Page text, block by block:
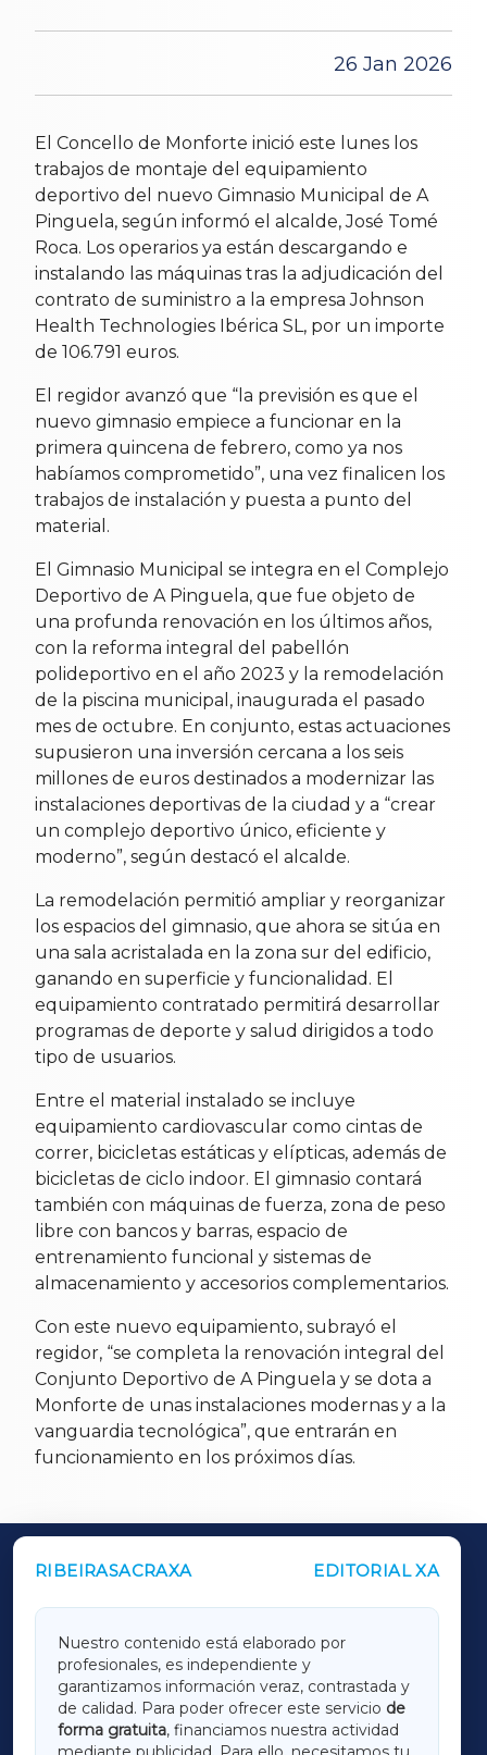
26 Jan 2026
El Concello de Monforte inició este lunes los
trabajos de montaje del equipamiento
deportivo del nuevo Gimnasio Municipal de A
Pinguela, según informó el alcalde, José Tomé
Roca. Los operarios ya están descargando e
instalando las máquinas tras la adjudicación del
contrato de suministro a la empresa Johnson
Health Technologies Ibérica SL, por un importe
de 106.791 euros.
El regidor avanzó que “la previsión es que el
nuevo gimnasio empiece a funcionar en la
primera quincena de febrero, como ya nos
habíamos comprometido”, una vez finalicen los
trabajos de instalación y puesta a punto del
material.
El Gimnasio Municipal se integra en el Complejo
Deportivo de A Pinguela, que fue objeto de
una profunda renovación en los últimos años,
con la reforma integral del pabellón
polideportivo en el año 2023 y la remodelación
de la piscina municipal, inaugurada el pasado
mes de octubre. En conjunto, estas actuaciones
supusieron una inversión cercana a los seis
millones de euros destinados a modernizar las
instalaciones deportivas de la ciudad y a “crear
un complejo deportivo único, eficiente y
moderno”, según destacó el alcalde.
La remodelación permitió ampliar y reorganizar
los espacios del gimnasio, que ahora se sitúa en
una sala acristalada en la zona sur del edificio,
ganando en superficie y funcionalidad. El
equipamiento contratado permitirá desarrollar
programas de deporte y salud dirigidos a todo
tipo de usuarios.
Entre el material instalado se incluye
equipamiento cardiovascular como cintas de
correr, bicicletas estáticas y elípticas, además de
bicicletas de ciclo indoor. El gimnasio contará
también con máquinas de fuerza, zona de peso
libre con bancos y barras, espacio de
entrenamiento funcional y sistemas de
almacenamiento y accesorios complementarios.
Con este nuevo equipamiento, subrayó el
regidor, “se completa la renovación integral del
Conjunto Deportivo de A Pinguela y se dota a
Monforte de unas instalaciones modernas y a la
vanguardia tecnológica”, que entrarán en
funcionamiento en los próximos días.
RIBEIRASACRAXA EDITORIAL XA
Nuestro contenido está elaborado por
profesionales, es independiente y
garantizamos información veraz, contrastada y
de calidad. Para poder ofrecer este servicio de
forma gratuita, financiamos nuestra actividad
OUTROS PERIÓDICOS
LUGOXA
TERRACHAXA